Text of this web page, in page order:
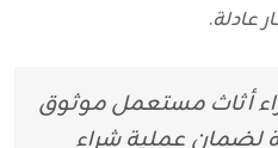
عادلة.
أثاث مستعمل موثوق
لضمان عملية شراء